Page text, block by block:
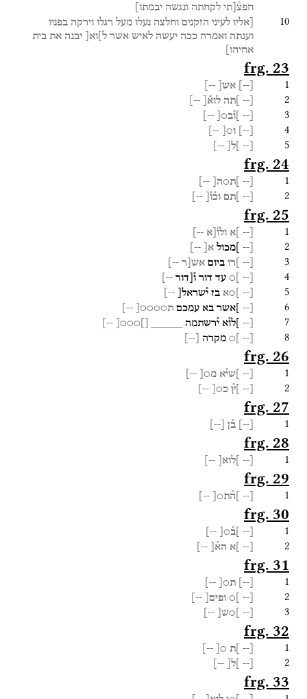
חפצ֯[תי לקחתה ונגשה יבמתו]
10 [אליו לעיני הזקנים וחלצה נעלו מעל רגלו וירקה בפניו
וענתה ואמרה ככה יעשה לאיש אשר ל]וא[ יבנה את בית
אחיהו]
frg. 23
1
-- אש[ --]
2
[-- ]תה לוא֯[ --]
3
[-- ]ו֯ב○[ --]
4
-- ו○[ --]
5
[-- ]ל[ --]
frg. 24
1
[-- ]ת○ה[ --]
2
[-- ]תם וכ֯ו֯[ --]
frg. 25
1
[-- ]א ולו֯[א --]
2
[-- ]מכול א[ --]
3
[-- ]רו ביום אש[ר --]
4
[--
]○ עד דור ו֯[דור --]
5
[-- ]○א בז י֯שראל[ --]
6
[-- ]אשר בא עמכם ת○○○○[ --]
7
[-- ]לו֯א י֯רשתמה []○○○[
--]
8
[--
]○ מקרה --
frg. 26
1
[-- ]שי֯א מ○[ --]
2
[-- ]ץ֯ כ○[ --]
frg. 27
1
-- ב֯ן --
frg. 28
1
[-- ]לוא[ --]
frg. 29
1
[-- ]ה֯ת○[ --]
frg. 30
1
[-- ]ב֯○[ --]
2
[-- ]א הא֯[ --]
frg. 31
1
-- ת○[ --]
2
[--
]○ ופים[ --]
3
[-- ]○ש[ --]
frg. 32
1
[-- ]ת ○[
--]
2
[-- ]ל[ --]
frg. 33